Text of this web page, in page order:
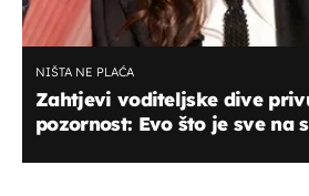
NIŠTA NE PLAĆA
Zahtjevi voditeljske dive
pozornost: Evo što je sve na